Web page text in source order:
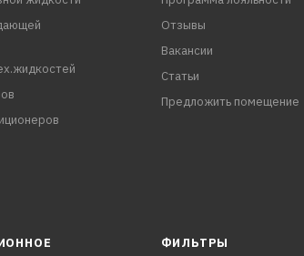
Отзывы
Вакансии
Статьи
Предложить помещение
ФИЛЬТРЫ